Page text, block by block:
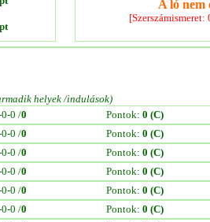
A ló nem
helyek /indulások)
0 /0 Pontok: 0 (C)
0 /0 Pontok: 0 (C)
0 /0 Pontok: 0 (C)
0 /0 Pontok: 0 (C)
0 /0 Pontok: 0 (C)
0 /0 Pontok: 0 (C)